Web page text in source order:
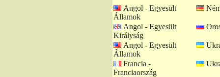
Angol - Egyesült
Államok
Angol - Egyesült
Királyság
Angol - Egyesült
Államok
Francia -
Franciaország